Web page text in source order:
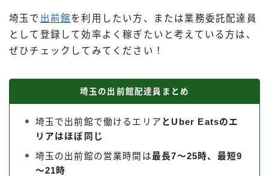
出前館
menu
埼玉で 出前館を利用したい方、または業務委託配達員
として登録して効率よく稼ぎたいと考えている方は、
ぜひチェックしてみてください！
埼玉の出前館配達員まとめ
埼玉で出前館で働けるエリア とUber Eatsのエ
リアはほぼ同じ
埼玉の出前館の営業時間は最長7～25時、最短9
～21時